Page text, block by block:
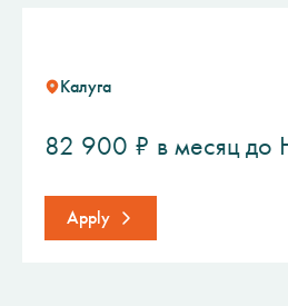
Калуга
82 900 ₽ в месяц
Apply